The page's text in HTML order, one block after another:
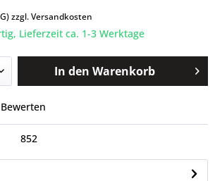
zzgl. Versandkosten
Lieferzeit ca. 1-3 Werktage
In den Warenkorb
Bewerten
852